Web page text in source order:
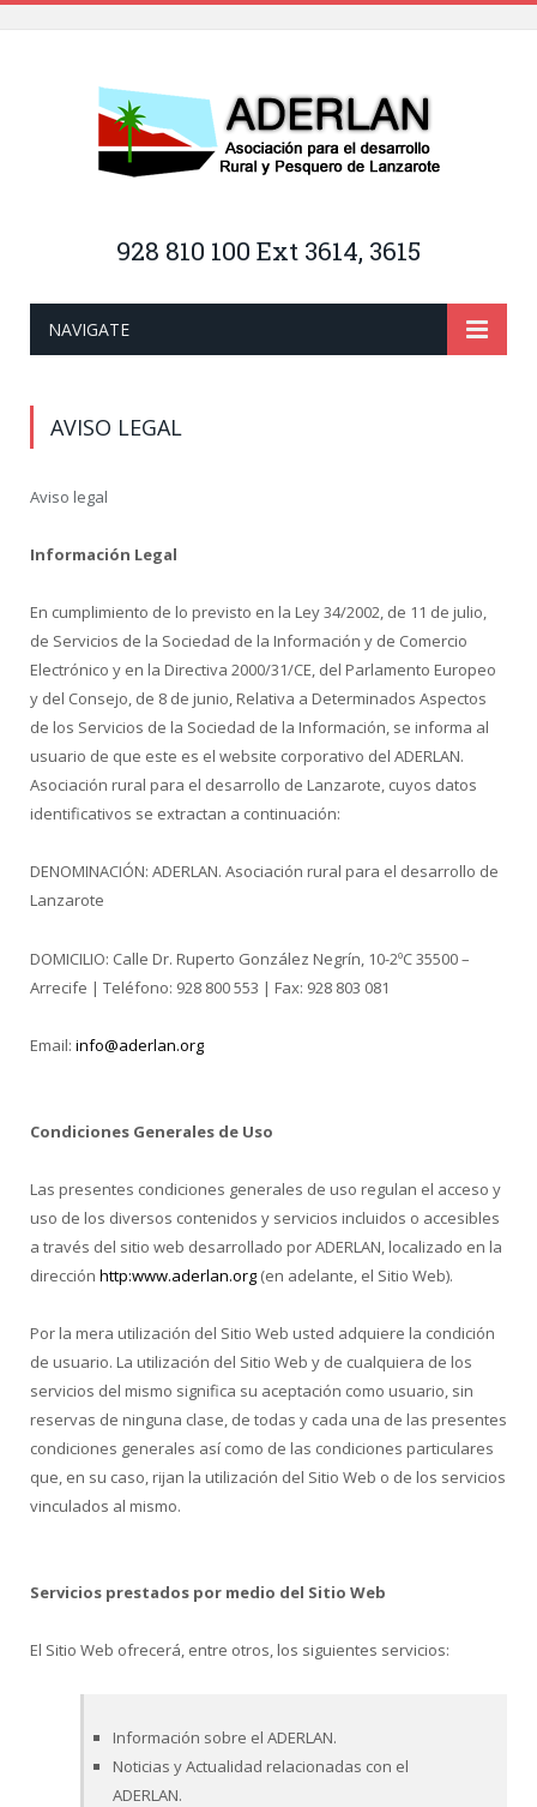
928 810 100 Ext 3614, 3615
NAVIGATE
AVISO LEGAL
Aviso legal
Información Legal
En cumplimiento de lo previsto en la Ley 34/2002, de 11 de julio,
de Servicios de la Sociedad de la Información y de Comercio
Electrónico y en la Directiva 2000/31/CE, del Parlamento Europeo
y del Consejo, de 8 de junio, Relativa a Determinados Aspectos
de los Servicios de la Sociedad de la Información, se informa al
usuario de que este es el website corporativo del ADERLAN.
Asociación rural para el desarrollo de Lanzarote, cuyos datos
identificativos se extractan a continuación:
DENOMINACIÓN: ADERLAN. Asociación rural para el desarrollo de
Lanzarote
DOMICILIO: Calle Dr. Ruperto González Negrín, 10-2ºC 35500 –
Arrecife | Teléfono: 928 800 553 | Fax: 928 803 081
Email: info@aderlan.org
Condiciones Generales de Uso
Las presentes condiciones generales de uso regulan el acceso y
uso de los diversos contenidos y servicios incluidos o accesibles
a través del sitio web desarrollado por ADERLAN, localizado en la
dirección http:www.aderlan.org (en adelante, el Sitio Web).
Por la mera utilización del Sitio Web usted adquiere la condición
de usuario. La utilización del Sitio Web y de cualquiera de los
servicios del mismo significa su aceptación como usuario, sin
reservas de ninguna clase, de todas y cada una de las presentes
condiciones generales así como de las condiciones particulares
que, en su caso, rijan la utilización del Sitio Web o de los servicios
vinculados al mismo.
Servicios prestados por medio del Sitio Web
El Sitio Web ofrecerá, entre otros, los siguientes servicios:
Información sobre el ADERLAN.
Noticias y Actualidad relacionadas con el
ADERLAN.